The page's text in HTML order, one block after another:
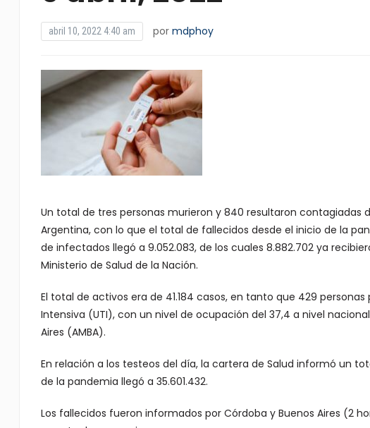
abril 10, 2022 4:40 am por mdphoy
Un total de tres personas murieron y 840 resultaron contagiadas
Argentina, con lo que el total de fallecidos desde el inicio de la
de infectados llegó a 9.052.083, de los cuales 8.882.702 ya
Ministerio de Salud de la Nación.
El total de activos era de 41.184 casos, en tanto que 429
Intensiva (UTI), con un nivel de ocupación del 37,4 a nivel
Aires (AMBA).
En relación a los testeos del día, la cartera de Salud informó un
de la pandemia llegó a 35.601.432.
Los fallecidos fueron informados por Córdoba y Buenos Aires (2